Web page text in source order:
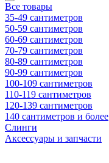
Все товары
35-49 сантиметров
50-59 сантиметров
60-69 сантиметров
70-79 сантиметров
80-89 сантиметров
90-99 сантиметров
100-109 сантиметров
110-119 сантиметров
120-139 сантиметров
140 сантиметров и более
Слинги
Аксессуары и запчасти